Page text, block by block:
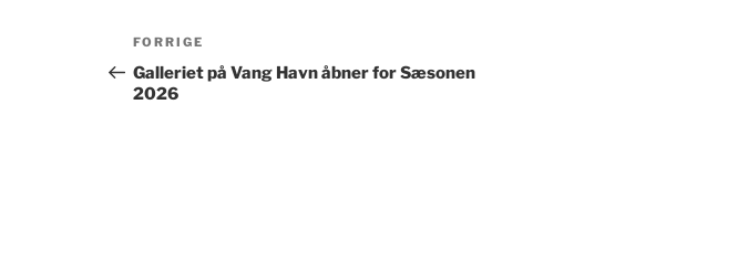
Indlægsnavigation
Forrige
indlæg
FORRIGE
Galleriet på Vang Havn åbner for Sæsonen
2026